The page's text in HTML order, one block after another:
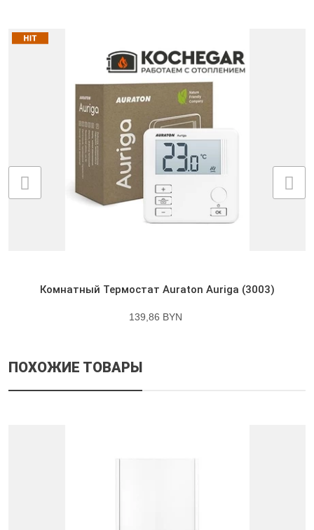
Комнатный Термостат Auraton Auriga (3003)
139,86 BYN
ПОХОЖИЕ ТОВАРЫ